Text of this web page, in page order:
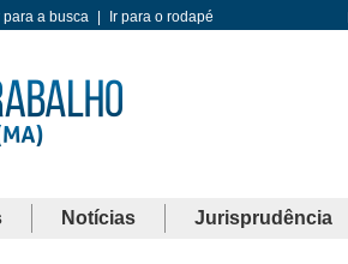
para a busca Ir para o rodapé
Notícias Jurisprudência